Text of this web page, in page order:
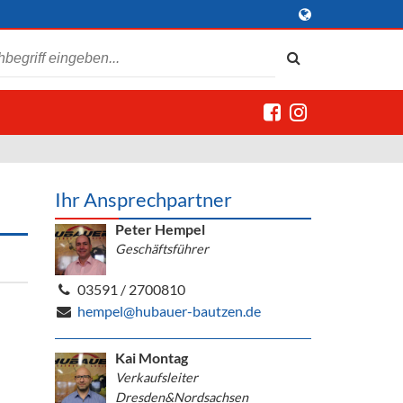
Ihr Ansprechpartner
Peter Hempel
Geschäftsführer
03591 / 2700810
hempel@hubauer-bautzen.de
Kai Montag
Verkaufsleiter
Dresden&Nordsachsen